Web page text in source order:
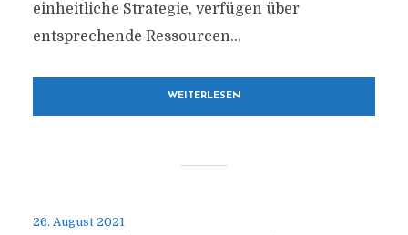
einheitliche Strategie, verfügen über
entsprechende Ressourcen...
WEITERLESEN
26. August 2021